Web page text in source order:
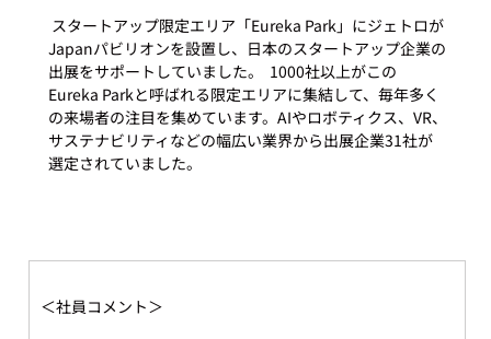
Japanパビリオンを設置し、日本のスタートアップ企業の
出展をサポートしていました。  1000社以上がこの
Eureka Parkと呼ばれる限定エリアに集結して、毎年多く
の来場者の注目を集めています。AIやロボティクス、VR、
サステナビリティなどの幅広い業界から出展企業31社が
選定されていました。
＜社員コメント＞